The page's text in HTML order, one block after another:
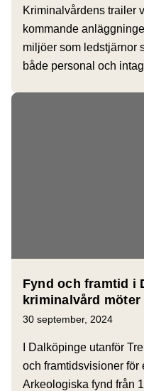
Kriminalvårdens trailer
kommande
miljöer som ledstjärnor
både personal och
Fynd och framtid i
kriminalvård
30 september, 2024
I Dalköpinge utanför
och framtidsvisioner för
Arkeologiska fynd från